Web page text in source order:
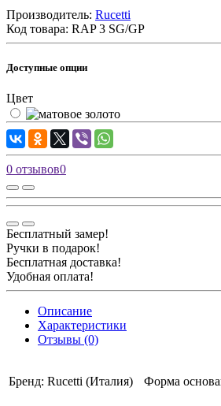
Производитель: Rucetti
Код товара: RAP 3 SG/GP
Доступные опции
Цвет
0 отзывов0
Бесплатный замер!
Ручки в подарок!
Бесплатная доставка!
Удобная оплата!
Описание
Характеристики
Отзывы (0)
Бренд: Rucetti (Италия) Форма